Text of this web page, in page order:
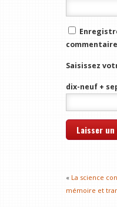
Saisissez
dix-neuf +
« La science
mémoire et